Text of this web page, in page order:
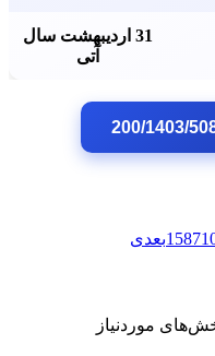
31 اردیبهشت سال
آتی
بعدی
موردنیاز